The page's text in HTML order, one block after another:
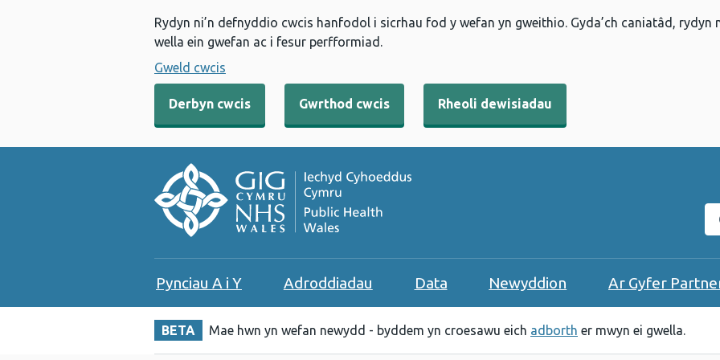
Rydyn ni’n defnyddio cwcis hanfodol i sicrhau fod y wefan yn gweithio. Gyda’ch caniatâd,
wella ein gwefan ac i fesur perfformiad.
Gweld cwcis
Derbyn cwcis Gwrthod cwcis Rheoli dewisiadau
Pynciau A i Y Adroddiadau Data Newyddion Ar Gyfer
BETA Mae hwn yn wefan newydd - byddem yn croesawu eich adborth er mwyn ei gwella.